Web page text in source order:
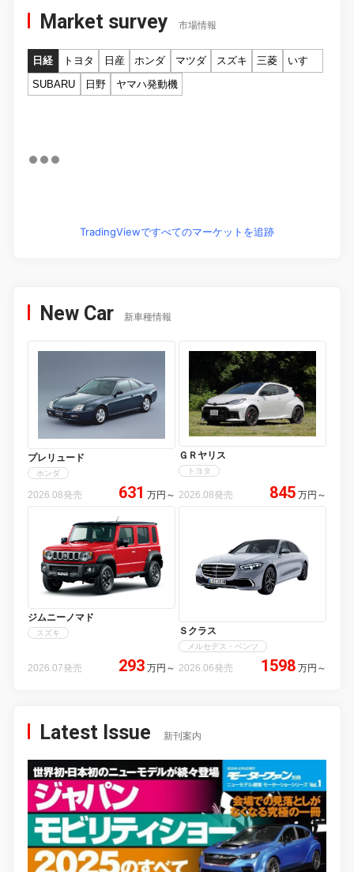
Market survey 市場情報
日経 トヨタ 日産 ホンダ マツダ スズキ 三菱
いすゞ
SUBARU
日野 ヤマハ発動機
TradingViewですべてのマーケットを追跡
New Car 新車種情報
プレリュード
ホンダ
2026.08発売 631 万円 ～
ＧＲヤリス
トヨタ
2026.08発売 845 万円 ～
ジムニーノマド
スズキ
2026.07発売 293 万円 ～
Ｓクラス
メルセデス・ベンツ
2026.06発売 1598 万円 ～
Latest Issue 新刊案内